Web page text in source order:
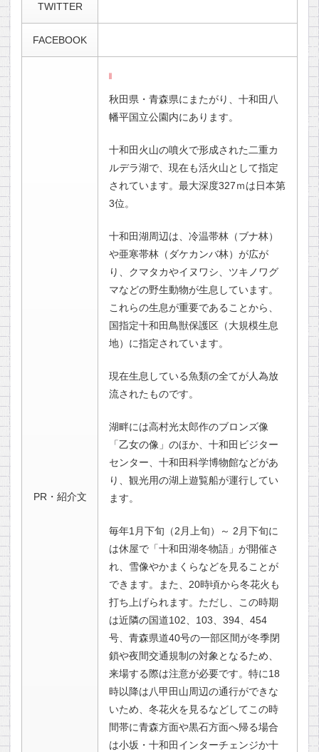
TWITTER
FACEBOOK
PR・紹介文
秋田県・青森県にまたがり、十和田八
幡平国立公園内にあります。
十和田火山の噴火で形成された二重カ
ルデラ湖で、現在も活火山として指定
されています。最大深度327ｍは日本第
3位。
十和田湖周辺は、冷温帯林（ブナ林）
や亜寒帯林（ダケカンバ林）が広が
り、クマタカやイヌワシ、ツキノワグ
マなどの野生動物が生息しています。
これらの生息が重要であることから、
国指定十和田鳥獣保護区（大規模生息
地）に指定されています。
現在生息している魚類の全てが人為放
流されたものです。
湖畔には高村光太郎作のブロンズ像
「乙女の像」のほか、十和田ビジター
センター、十和田科学博物館などがあ
り、観光用の湖上遊覧船が運行してい
ます。
毎年1月下旬（2月上旬）～ 2月下旬に
は休屋で「十和田湖冬物語」が開催さ
れ、雪像やかまくらなどを見ることが
できます。また、20時頃から冬花火も
打ち上げられます。ただし、この時期
は近隣の国道102、103、394、454
号、青森県道40号の一部区間が冬季閉
鎖や夜間交通規制の対象となるため、
来場する際は注意が必要です。特に18
時以降は八甲田山周辺の通行ができな
いため、冬花火を見るなどしてこの時
間帯に青森方面や黒石方面へ帰る場合
は小坂・十和田インターチェンジか十